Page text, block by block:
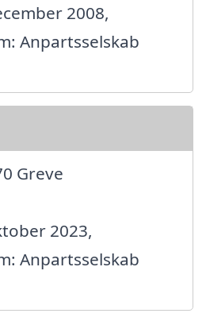
2008,
Anpartsselskab
Greve
2023,
Anpartsselskab